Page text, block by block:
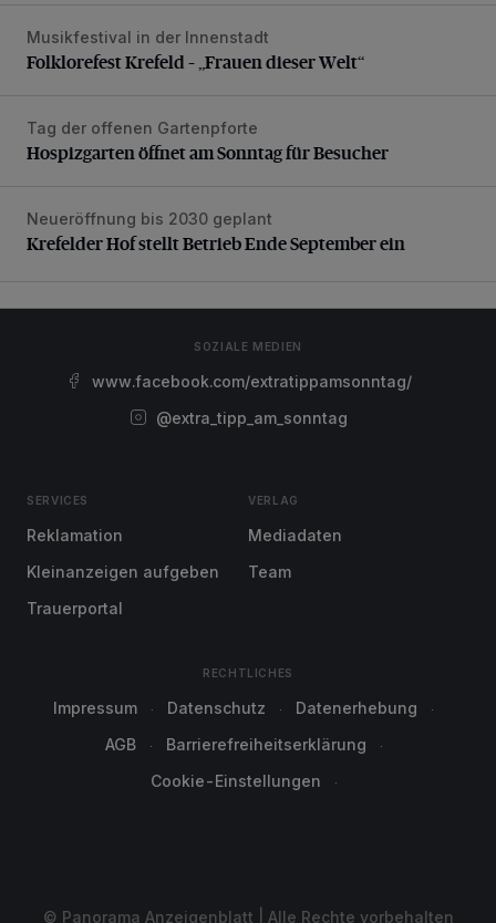
Folklorefest Krefeld – „Frauen dieser Welt“
Musikfestival in der Innenstadt
Folklorefest Krefeld – „Frauen dieser Welt“
Hospizgarten öffnet am Sonntag für Besucher
Tag der offenen Gartenpforte
Hospizgarten öffnet am Sonntag für Besucher
Krefelder Hof stellt Betrieb Ende September ein
Neueröffnung bis 2030 geplant
Krefelder Hof stellt Betrieb Ende September ein
SOZIALE MEDIEN
www.facebook.com/extratippamsonntag/
@extra_tipp_am_sonntag
SERVICES
Reklamation
Kleinanzeigen aufgeben
Trauerportal
VERLAG
Mediadaten
Team
RECHTLICHES
Impressum Datenschutz
Datenerhebung
AGB
Barrierefreiheitserklärung
Cookie-Einstellungen
© Panorama Anzeigenblatt | Alle Rechte vorbehalten